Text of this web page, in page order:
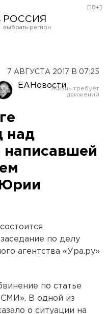
РОССИЯ
Оренбург
[18+]
7 АВГУСТА 2017 В 07:25
ЕАНовости
над
написавшей
по делу
агентства «Ура.ру»
по статье
СМИ». В одной из
о ситуации на